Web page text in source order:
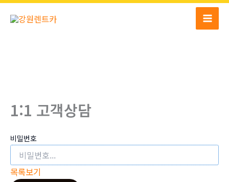
콘
1:1 고객상담
비밀번호
목록보기